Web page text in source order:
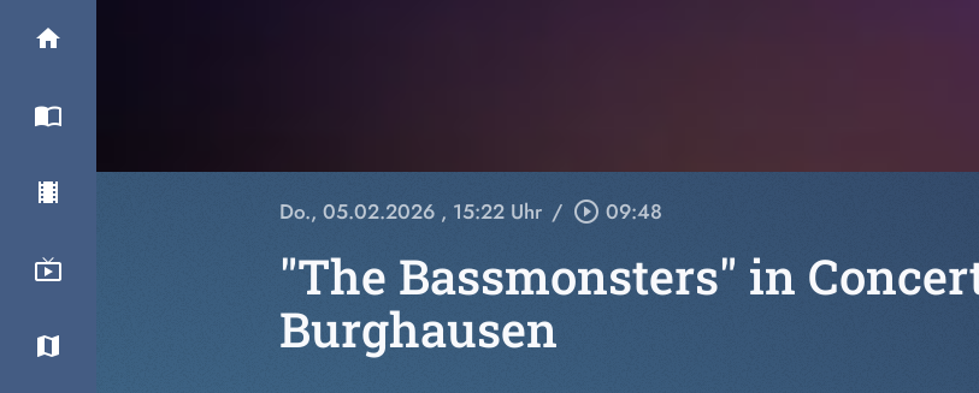
Do., 05.02.2026 , 15:22 Uhr / play_circle_outline 09:48
"The Bassmonsters" in
Burghausen